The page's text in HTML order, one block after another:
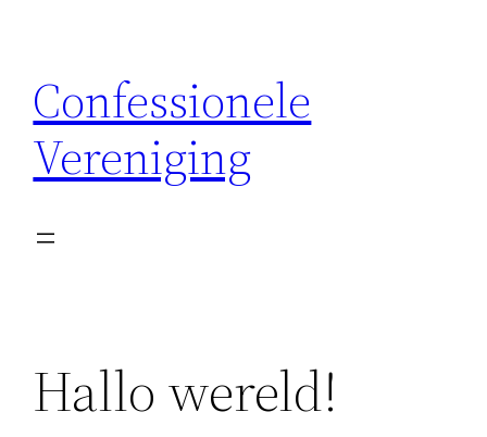
inhoud
Confessionele
Vereniging
Hallo wereld!